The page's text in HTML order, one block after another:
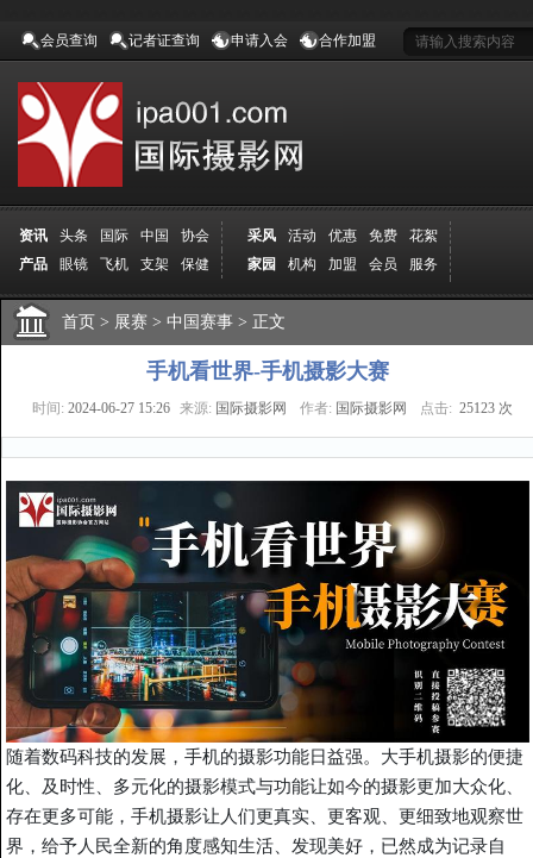
会员查询 记者证查询 申请入会 合作加盟
资讯 头条 国际 中国 协会 采风 活动 优惠 免费
花絮
产品
眼镜 飞机 支架 保健 家园 机构 加盟 会员
服务
地方
吉林 广西 山东 加拿大 空间 认证 寻友 发图
分享
学院
分院 导师 课程 报名 商城
媒体
记者 报纸 杂志 视频 展赛 赛事 展馆 直通车 更多
首页 > 展赛 > 中国赛事 > 正文
手机看世界-手机摄影大赛
时间: 2024-06-27 15:26 来源: 国际摄影网 作者: 国际摄影网 点击: 25123 次
随着数码科技的发展，手机的摄影功能日益强。大手机摄影的便捷
化、及时性、多元化的摄影模式与功能让如今的摄影更加大众化、
存在更多可能，手机摄影让人们更真实、更客观、更细致地观察世
界，给予人民全新的角度感知生活、发现美好，已然成为记录自